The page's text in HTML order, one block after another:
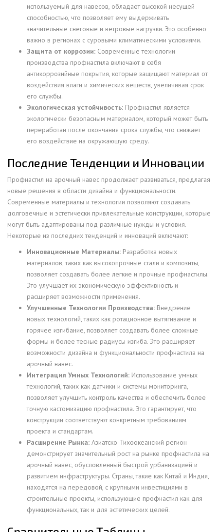
используемый для навесов, обладает высокой несущей
способностью, что позволяет ему выдерживать
значительные снеговые и ветровые нагрузки. Это особенно
важно в регионах с суровыми климатическими условиями.
Защита от коррозии: Современные технологии
производства профнастила включают в себя
антикоррозийные покрытия, которые защищают материал от
воздействия влаги и химических веществ, увеличивая срок
его службы.
Экологическая устойчивость: Профнастил является
экологически безопасным материалом, который может быть
переработан после окончания срока службы, что снижает
его воздействие на окружающую среду.
Последние Тенденции и Инновации
Профнастил на арочный навес продолжает развиваться, предлагая
новые решения в области дизайна и функциональности.
Современные материалы и технологии позволяют создавать
долговечные и эстетически привлекательные конструкции, которые
могут быть адаптированы под различные нужды и условия.
Некоторые из последних тенденций и инноваций включают:
Инновационные Материалы: Разработка новых
материалов, таких как высокопрочные стали и композиты,
позволяет создавать более легкие и прочные профнастилы.
Это улучшает их экономическую эффективность и
расширяет возможности применения.
Улучшенные Технологии Производства: Внедрение
новых технологий, таких как ротационное вытягивание и
горячее изгибание, позволяет создавать более сложные
формы и более тесные радиусы изгиба. Это расширяет
возможности дизайна и функциональности профнастила на
арочный навес.
Интеграция Умных Технологий: Использование умных
технологий, таких как датчики и системы мониторинга,
позволяет улучшить контроль качества и обеспечить более
точную кастомизацию профнастила. Это гарантирует, что
конструкции соответствуют конкретным требованиям
проекта и стандартам.
Расширение Рынка: Азиатско-Тихоокеанский регион
демонстрирует значительный рост на рынке профнастила на
арочный навес, обусловленный быстрой урбанизацией и
развитием инфраструктуры. Страны, такие как Китай и Индия,
находятся на передовой, с крупными инвестициями в
строительные проекты, использующие профнастил как для
функциональных, так и для эстетических целей.